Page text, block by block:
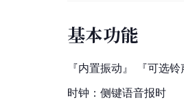
基本功能
『内置振动』 『可选
时钟：侧键语音报时